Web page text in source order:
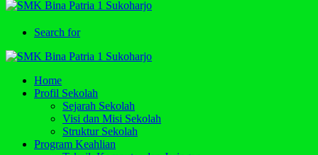
Search for
Home
Profil Sekolah
Sejarah Sekolah
Visi dan Misi Sekolah
Struktur Sekolah
Program Keahlian